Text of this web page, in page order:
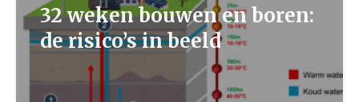
32 weken bouwen en boren:
de risico’s in beeld